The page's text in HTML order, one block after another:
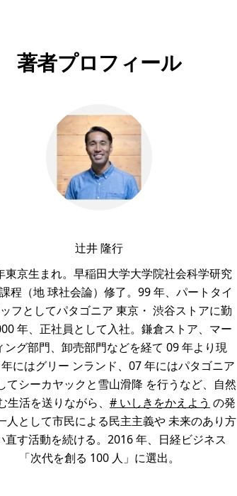
著者プロフィール
辻井 隆行
東京生まれ。早稲田大学大学院社会科学研究
程（地 球社会論）修了。99 年、パートタイ
フとしてパタゴニア 東京・ 渋谷ストアに勤
年、正社員として入社。鎌倉ストア、マー
ング部門、卸売部門などを経て 09 年より現
にはグリー ンランド、07 年にはパタゴニア
てシーカヤックと雪山滑降 を行うなど、自然
生活を送りながら、 # いしきをかえよう の発
人として市民による民主主義や 未来のあり方
直す活動を続ける。2016 年、日経ビジネス
「次代を創る 100 人」に選出。